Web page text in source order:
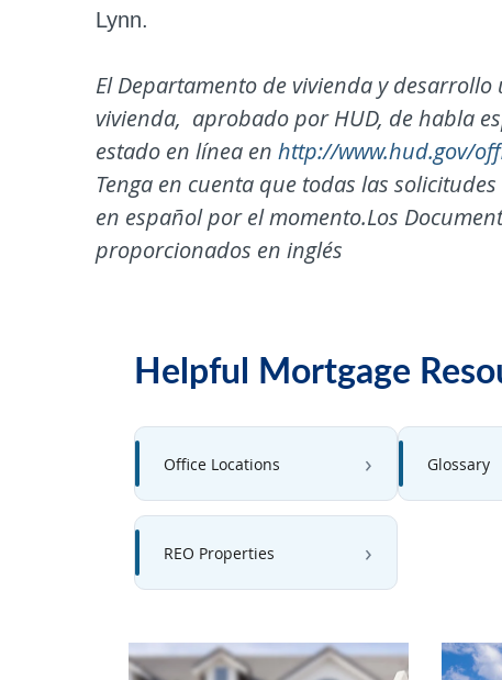
Lynn.
El Departamento de vivienda y
vivienda, aprobado por HUD, de habla
estado en línea en http://www.hud.gov/
Tenga en cuenta que todas las
en español por el momento.Los
proporcionados en inglés
Helpful Mortgage
Office Locations Glossary
REO Properties